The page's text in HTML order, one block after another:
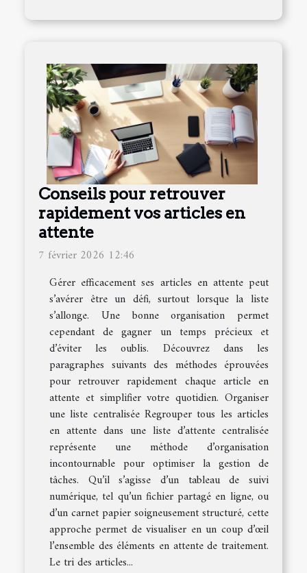
Conseils pour retrouver
rapidement vos articles en
attente
7 février 2026 12:46
Gérer efficacement ses articles en attente peut
s’avérer être un défi, surtout lorsque la liste
s’allonge. Une bonne organisation permet
cependant de gagner un temps précieux et
d’éviter les oublis. Découvrez dans les
paragraphes suivants des méthodes éprouvées
pour retrouver rapidement chaque article en
attente et simplifier votre quotidien. Organiser
une liste centralisée Regrouper tous les articles
en attente dans une liste d’attente centralisée
représente une méthode d’organisation
incontournable pour optimiser la gestion de
tâches. Qu’il s’agisse d’un tableau de suivi
numérique, tel qu’un fichier partagé en ligne, ou
d’un carnet papier soigneusement structuré, cette
approche permet de visualiser en un coup d’œil
l’ensemble des éléments en attente de traitement.
Le tri des articles...